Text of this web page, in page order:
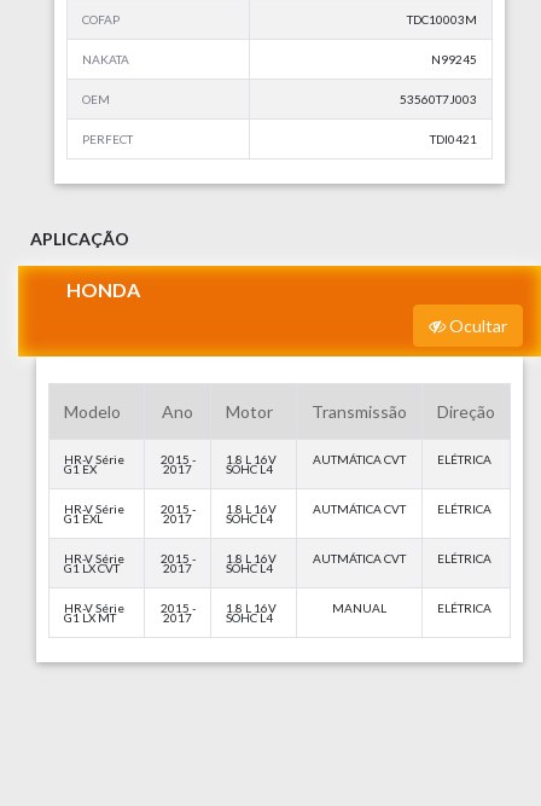
COFAP TDC10003M
NAKATA N99245
OEM 53560T7J003
PERFECT TDI0421
APLICAÇÃO
HONDA
Ocultar
Modelo Ano Motor Transmissão Direção
HR-V Série
G1 EX
2015 -
2017
1.8 L 16V
SOHC L4
AUTMÁTICA CVT ELÉTRICA
HR-V Série
G1 EXL
2015 -
2017
1.8 L 16V
SOHC L4
AUTMÁTICA CVT ELÉTRICA
HR-V Série
G1 LX CVT
2015 -
2017
1.8 L 16V
SOHC L4
AUTMÁTICA CVT ELÉTRICA
HR-V Série
G1 LX MT
2015 -
2017
1.8 L 16V
SOHC L4
MANUAL ELÉTRICA